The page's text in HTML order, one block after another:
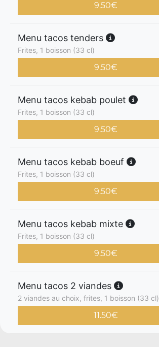
9.50€
Menu tacos tenders
Frites, 1 boisson (33 cl)
9.50€
Menu tacos kebab poulet
Frites, 1 boisson (33 cl)
9.50€
Menu tacos kebab boeuf
Frites, 1 boisson (33 cl)
9.50€
Menu tacos kebab mixte
Frites, 1 boisson (33 cl)
9.50€
Menu tacos 2 viandes
2 viandes au choix, frites, 1 boisson (33 cl)
11.50€